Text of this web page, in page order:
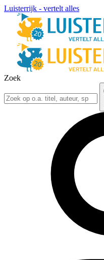
Luisterrijk - vertelt alles
Zoek